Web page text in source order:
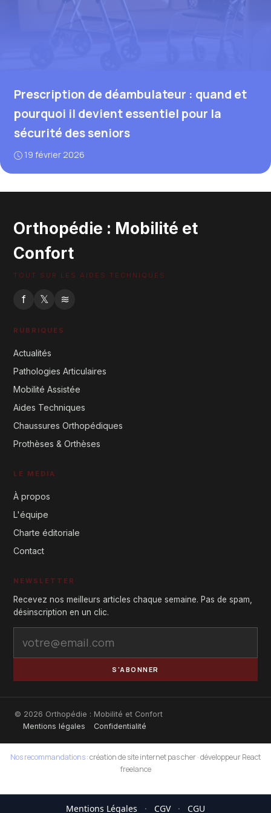
Prescription de déambulateur : quand et
pourquoi il devient essentiel pour la
sécurité des seniors
19 février 2026
Orthopédie : Mobilité et
Confort
TOUT SUR LES AIDES TECHNIQUES
f 𝕏 ≋
RUBRIQUES
Actualités
Pathologies Articulaires
Mobilité Assistée
Aides Techniques
Chaussures Orthopédiques
Prothèses & Orthèses
LE MÉDIA
À propos
L'équipe
Charte éditoriale
Contact
NEWSLETTER
Recevez nos meilleurs articles chaque semaine. Pas de spam,
désinscription en un clic.
S'ABONNER
© 2026 Orthopédie : Mobilité et Confort
Mentions légales
Confidentialité
Nos recommandations :création de site internet pas cher·développeur React
freelance
Mentions Légales · CGV · CGU